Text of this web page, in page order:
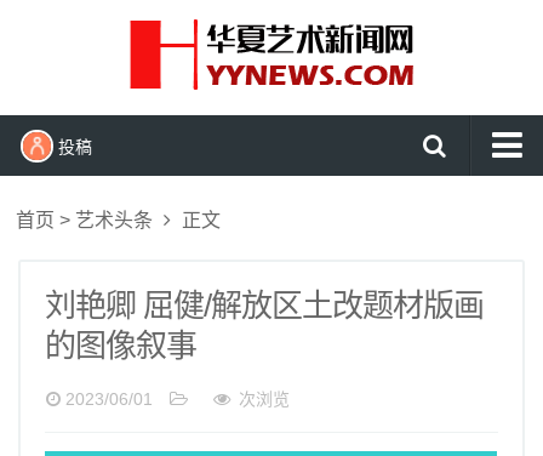
投稿
艺展资讯
收藏拍卖
首页 > 艺术头条 正文
刘艳卿 屈健/解放区土改题材版画
的图像叙事
2023/06/01 次浏览